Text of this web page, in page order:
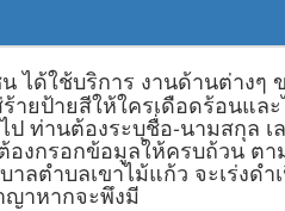
ได้ใช้บริการ งานด้านต่างๆ
ายป้ายสีให้ใครเดือดร้อนแล
ป ท่านต้องระบุชื่อ-นามสกุล เ
องกรอกข้อมูลให้ครบถ้วน ตา
ลตำบลเขาไม้แก้ว จะเร่งดำ
ญาหากจะพึงมี